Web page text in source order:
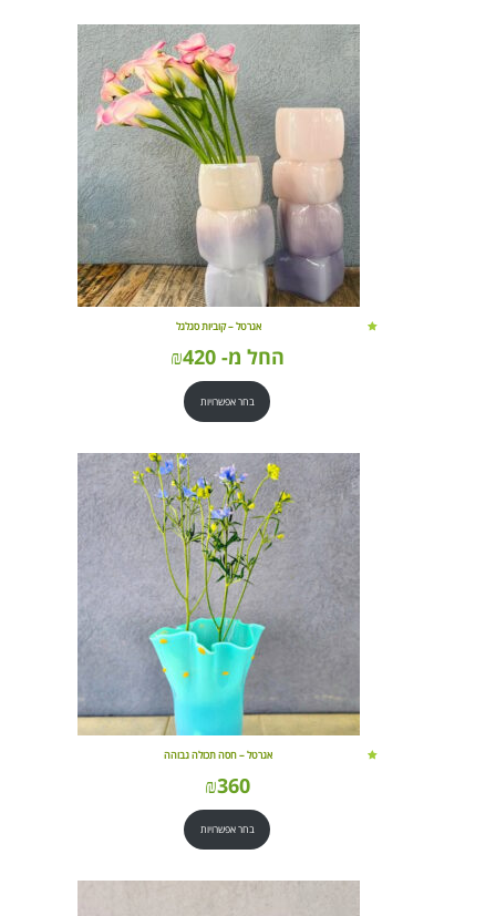
אגרטל – קוביות סגלגל
החל מ- ₪420
בחר אפשרויות
אגרטל – חסה תכולה גבוהה
₪360
בחר אפשרויות